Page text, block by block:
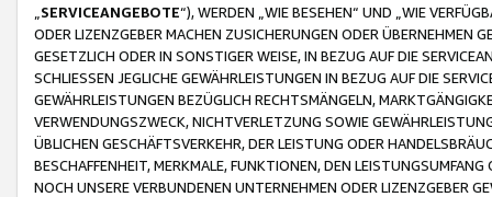
SERVICEANGEBOTE“), WERDEN „WIE BESEHEN“ UND „WIE
ODER LIZENZGEBER MACHEN ZUSICHERUNGEN ODER ÜBERNEHMEN
GESETZLICH ODER IN SONSTIGER WEISE, IN BEZUG AUF DIE
SCHLIESSEN JEGLICHE GEWÄHRLEISTUNGEN IN BEZUG AUF DIE
GEWÄHRLEISTUNGEN BEZÜGLICH RECHTSMÄNGELN,
VERWENDUNGSZWECK, NICHTVERLETZUNG SOWIE
ÜBLICHEN GESCHÄFTSVERKEHR, DER LEISTUNG ODER
BESCHAFFENHEIT, MERKMALE, FUNKTIONEN, DEN
NOCH UNSERE VERBUNDENEN UNTERNEHMEN ODER LIZENZGEBER